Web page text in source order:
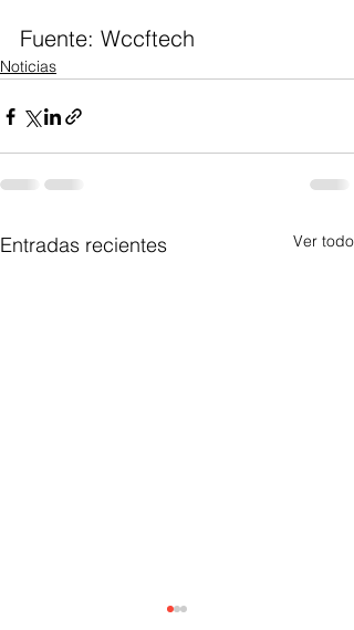
Fuente: Wccftech
Noticias
Entradas recientes Ver todo